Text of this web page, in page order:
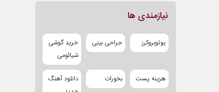
نیازمندی ها
یوتوبروکرز جراحی بینی
خرید گوشی
شیائومی
هزینه پست بخورات
دانلود آهنگ